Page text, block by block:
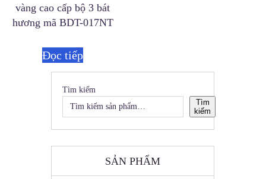
vàng cao cấp bộ 3 bát
hương mã BDT-017NT
Đọc tiếp
Tìm kiếm
Tìm
kiếm
SẢN PHẨM